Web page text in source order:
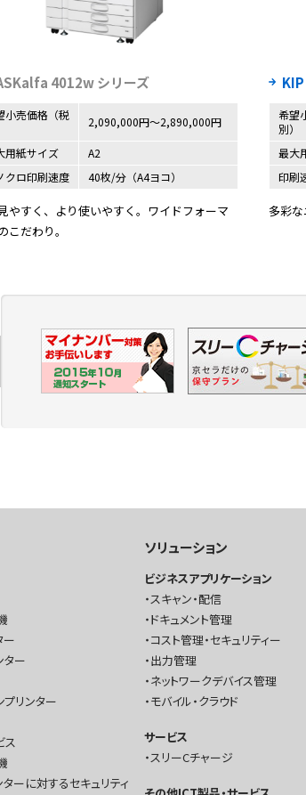
4012w シリーズ
小売価格（税
2,090,000円～2,890,000円
用紙サイズ
A2
クロ印刷速度
40枚/分（A4ヨコ）
やすく、より使いやすく。ワイドフォーマ
こだわり。
希望
別）
最大
印刷
多彩
ー
ター
プリンター
ス
ーに対するセキュリティ
ソリューション
ビジネスアプリケーション
スキャン・配信
ドキュメント管理
コスト管理・セキュリティー
出力管理
ネットワークデバイス管理
モバイル・クラウド
サービス
スリーCチャージ